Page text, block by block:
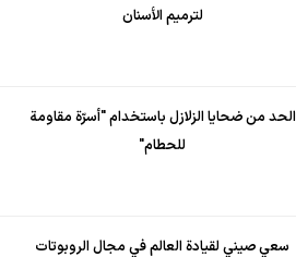
لترميم الأسنان
الحد من ضحايا الزلازل باستخدام "أسرّة مقاومة
للحطام"
سعي صيني لقيادة العالم في مجال الروبوتات